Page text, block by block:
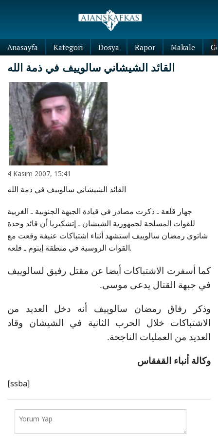
Anasayfa Kategori Dosya Rapor Makale
القائد الشيشاني سالوييف في ذمة الله
4 Kasım 2007, 15:41
القائد الشيشاني سالوييف في ذمة الله
جهار قلعة ـ ذكرت مصادر في قيادة الجبهة الجنوبية ـ الغربية
للقوات المسلحة لجمهورية الشيشان ـ إتشكيريا أن قائد وحدة
شاتوي رمضان سالوييف استشهد أثناء اشتباكات عنيفة وقعت مع
القوات الروسية في منطقة إيتوم ـ قلعة.
كما أسفرت الاشتباكات أيضا عن مقتل رفيق لسالوييف
في جبهة القتال يدعى موسى.
وذكر رفاق رمضان سالوييف أنه دخل العديد من
الاشتباكات خلال الحرب الثانية في الشيشان وقاد
العديد من العمليات الناجحة.
وكالة أنباء القفقاس
[ssba]